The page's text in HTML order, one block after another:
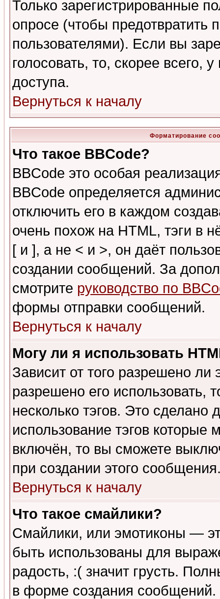
Только зарегистрированные
опросе (чтобы предотвратить
пользователями). Если вы
голосовать, то, скорее всего,
доступа.
Вернуться к началу
Форматирование
Что такое BBCode?
BBCode это особая
BBCode определяется
отключить его в каждом
очень похож на HTML, тэги в
[ и ], а не < и >, он даёт
создании сообщений. За
смотрите руководство по
формы отправки сообщений.
Вернуться к началу
Могу ли я использовать
Зависит от того разрешено
разрешено его использовать,
несколько тэгов. Это сделано
использование тэгов
включён, то вы сможете
при создании этого
Вернуться к началу
Что такое смайлики?
Смайлики, или эмотиконы —
быть использованы для
радость, :( значит грусть.
в форме создания сообщений.